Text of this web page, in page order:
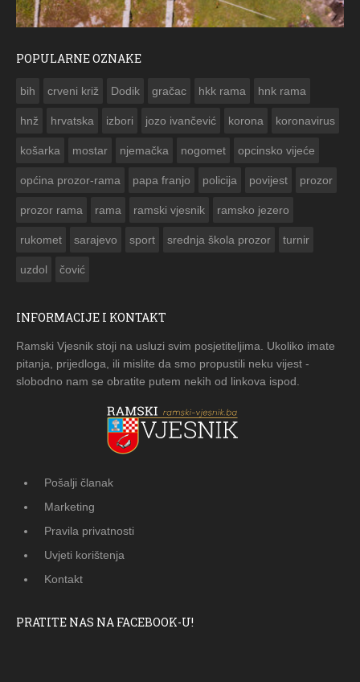
POPULARNE OZNAKE
bih crveni križ Dodik gračac hkk rama hnk rama
hnž hrvatska izbori jozo ivančević korona koronavirus
košarka mostar njemačka nogomet opcinsko vijeće
općina prozor-rama papa franjo policija povijest prozor
prozor rama rama ramski vjesnik ramsko jezero
rukomet sarajevo sport srednja škola prozor turnir
uzdol čović
INFORMACIJE I KONTAKT
Ramski Vjesnik stoji na usluzi svim posjetiteljima. Ukoliko imate
pitanja, prijedloga, ili mislite da smo propustili neku vijest -
slobodno nam se obratite putem nekih od linkova ispod.
Pošalji članak
Marketing
Pravila privatnosti
Uvjeti korištenja
Kontakt
PRATITE NAS NA FACEBOOK-U!